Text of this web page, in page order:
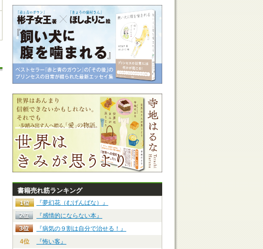
書籍売れ筋ランキング
『夢幻花（むげんばな）』
『感情的にならない本』
『病気の９割は自分で治せる！』
4位
『怖い客』